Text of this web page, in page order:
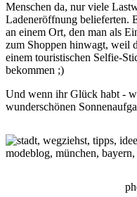
Menschen da, nur viele
Ladeneröffnung belieferten.
an einem Ort, den man als
zum Shoppen hinwagt, weil
einem touristischen Selfie-
bekommen ;)
Und wenn ihr Glück habt -
wunderschönen